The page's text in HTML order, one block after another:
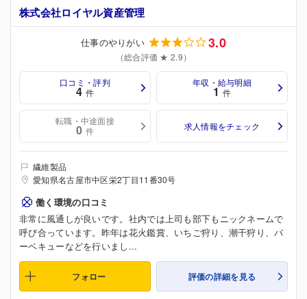
株式会社ロイヤル資産管理
仕事のやりがい 3.0
（総合評価 ★ 2.9）
口コミ・評判
4 件
年収・給与明細
1 件
転職・中途面接
0 件 求人情報をチェック
繊維製品
愛知県名古屋市中区栄2丁目11番30号
働く環境の口コミ
非常に風通しが良いです。社内では上司も部下もニックネームで
呼び合っています。昨年は花火鑑賞、いちご狩り、潮干狩り、バ
ーベキューなどを行いまし...
フォロー 評価の詳細を見る